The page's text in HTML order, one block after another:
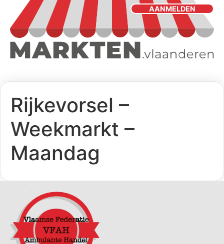
AANMELDEN
Rijkevorsel –
Weekmarkt –
Maandag